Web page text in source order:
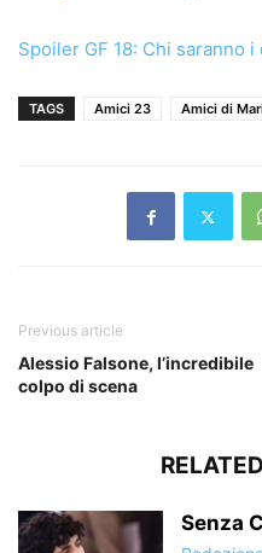
Spoiler GF 18: Chi saranno
TAGS Amici 23 Amici di
Previous article
Alessio Falsone, l’incredibile
colpo di scena
Senza